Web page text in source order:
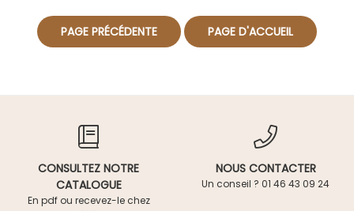
CONSULTEZ NOTRE
CATALOGUE
En pdf ou recevez-le chez
NOUS CONTACTER
Un conseil ? 01 46 43 09 24